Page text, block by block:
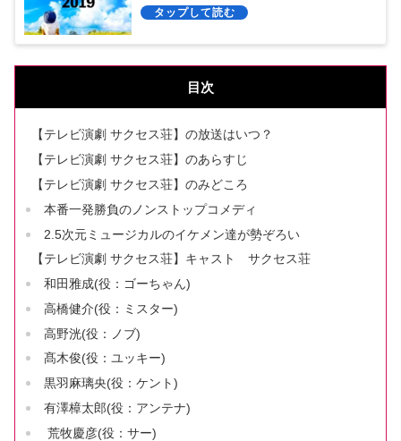
目次
【テレビ演劇 サクセス荘】の放送はいつ？
【テレビ演劇 サクセス荘】のあらすじ
【テレビ演劇 サクセス荘】のみどころ
本番一発勝負のノンストップコメディ
2.5次元ミュージカルのイケメン達が勢ぞろい
【テレビ演劇 サクセス荘】キャスト サクセス荘
和田雅成(役：ゴーちゃん)
高橋健介(役：ミスター)
高野洸(役：ノブ)
髙木俊(役：ユッキー)
黒羽麻璃央(役：ケント)
有澤樟太郎(役：アンテナ)
荒牧慶彦(役：サー)